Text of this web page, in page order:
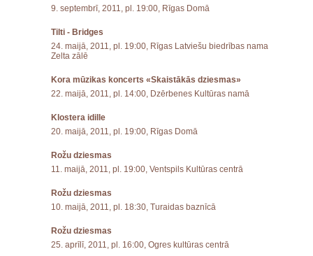
9. septembrī, 2011, pl. 19:00, Rīgas Domā
Tilti - Bridges
24. maijā, 2011, pl. 19:00, Rīgas Latviešu biedrības nama
Zelta zālē
Kora mūzikas koncerts «Skaistākās dziesmas»
22. maijā, 2011, pl. 14:00, Dzērbenes Kultūras namā
Klostera idille
20. maijā, 2011, pl. 19:00, Rīgas Domā
Rožu dziesmas
11. maijā, 2011, pl. 19:00, Ventspils Kultūras centrā
Rožu dziesmas
10. maijā, 2011, pl. 18:30, Turaidas baznīcā
Rožu dziesmas
25. aprīlī, 2011, pl. 16:00, Ogres kultūras centrā